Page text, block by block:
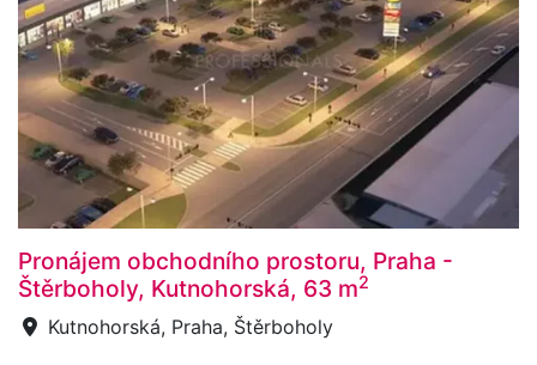
Pronájem obchodního prostoru, Praha -
Štěrboholy, Kutnohorská, 63 m2
Kutnohorská, Praha, Štěrboholy